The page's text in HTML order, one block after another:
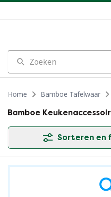
Zoeken
Home Bamboe Tafelwaar
Bamboe
Sorteren en